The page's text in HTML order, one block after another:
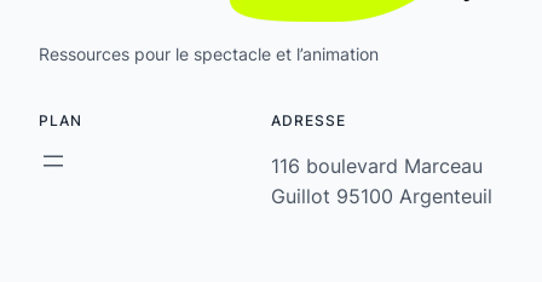
Ressources pour le spectacle et l’animation
PLAN ADRESSE
116 boulevard Marceau
Guillot 95100 Argenteuil